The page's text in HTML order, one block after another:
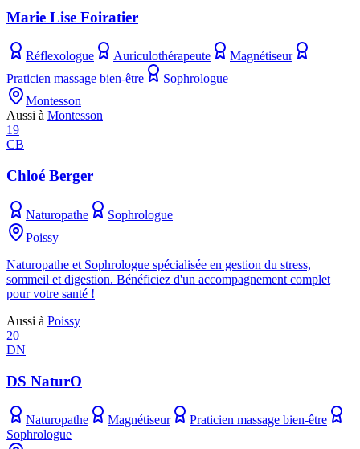
Marie Lise Foiratier
Réflexologue Auriculothérapeute
Magnétiseur
Praticien massage bien-être
Sophrologue
Montesson
Aussi à Montesson
19
CB
Chloé Berger
Naturopathe
Sophrologue
Poissy
Naturopathe et Sophrologue spécialisée en gestion du stress,
sommeil et digestion. Bénéficiez d'un accompagnement complet
pour votre santé !
Aussi à Poissy
20
DN
DS NaturO
Naturopathe Magnétiseur
Praticien massage bien-être
Sophrologue